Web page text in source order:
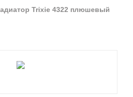
Trixie 4322 плюшевый